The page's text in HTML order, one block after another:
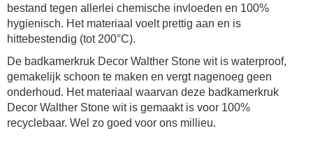
bestand tegen allerlei chemische invloeden en 100%
hygienisch. Het materiaal voelt prettig aan en is
hittebestendig (tot 200°C).
De badkamerkruk Decor Walther Stone witis waterproof,
gemakelijk schoon te maken en vergt nagenoeg geen
onderhoud. Het materiaal waarvan deze badkamerkruk
Decor Walther Stone witis gemaakt is voor 100%
recyclebaar. Wel zo goed voor ons millieu.